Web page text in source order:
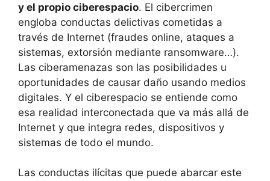
y el propio ciberespacio. El cibercrimen
engloba conductas delictivas cometidas a
través de Internet (fraudes online, ataques a
sistemas, extorsión mediante ransomware…).
Las ciberamenazas son las posibilidades u
oportunidades de causar daño usando medios
digitales. Y el ciberespacio se entiende como
esa realidad interconectada que va más allá de
Internet y que integra redes, dispositivos y
sistemas de todo el mundo.
Las conductas ilícitas que puede abarcar este